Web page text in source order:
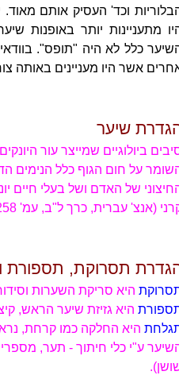
וכד' העסיק אותם מאוד.
מתעניינות יותר באופנות
כלל לא היה "תופס". בוודאי
אשר היו מעניינים באותה
שיער
ביולוגיים שמייצר עור
על חום הגוף כלל הנימים
של האדם ושל בעלי חיים
(אנצ' עברית, כרך ל"ב, עמ' 258, ערך שער).
תסרוקת, תספורת
היא סריקת השערות
היא גזיזת שיער הראש,
היא החלקה כמו קרחת,
ע"י כלי חיתוך - תער,